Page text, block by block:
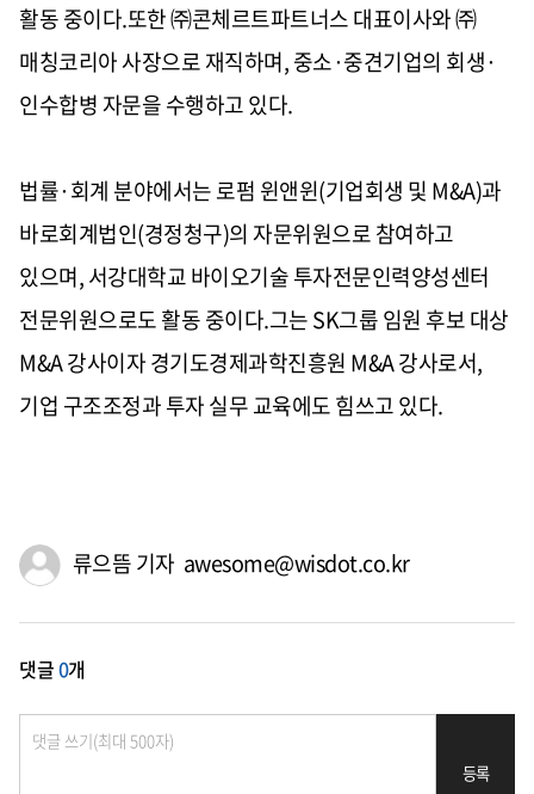
활동 중이다.또한 ㈜콘체르트파트너스 대표이사와 ㈜
매칭코리아 사장으로 재직하며, 중소·중견기업의 회생·
인수합병 자문을 수행하고 있다.
법률·회계 분야에서는 로펌 윈앤윈(기업회생 및 M&A)과
바로회계법인(경정청구)의 자문위원으로 참여하고
있으며, 서강대학교 바이오기술 투자전문인력양성센터
전문위원으로도 활동 중이다.그는 SK그룹 임원 후보 대상
M&A 강사이자 경기도경제과학진흥원 M&A 강사로서,
기업 구조조정과 투자 실무 교육에도 힘쓰고 있다.
류으뜸 기자 awesome@wisdot.co.kr
댓글0개
등록